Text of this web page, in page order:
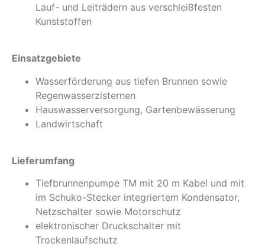
Lauf- und Leiträdern aus verschleißfesten
Kunststoffen
Einsatzgebiete
Wasserförderung aus tiefen Brunnen sowie
Regenwasserzisternen
Hauswasserversorgung, Gartenbewässerung
Landwirtschaft
Lieferumfang
Tiefbrunnenpumpe TM mit 20 m Kabel und mit
im Schuko-Stecker integriertem Kondensator,
Netzschalter sowie Motorschutz
elektronischer Druckschalter mit
Trockenlaufschutz